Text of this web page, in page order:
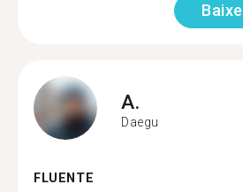
A.
Daegu
FLUENTE